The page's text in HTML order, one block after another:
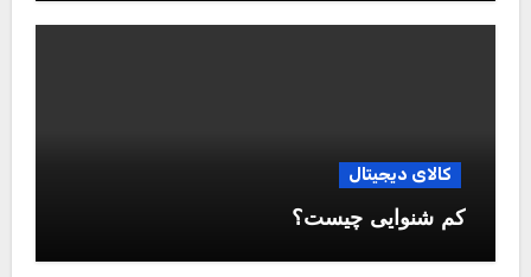
کالای دیجیتال
کم شنوایی چیست؟